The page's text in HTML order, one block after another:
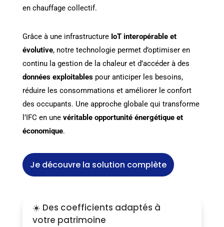
en chauffage collectif.
Grâce à une infrastructure IoT interopérable et
évolutive, notre technologie permet d’optimiser en
continu la gestion de la chaleur et d’accéder à des
données exploitablespour anticiper les besoins,
réduire les consommations et améliorer le confort
des occupants. Une approche globale qui transforme
l’IFC en une véritable opportunité énergétique et
économique.
Je découvre la solution complète
☀️ Des coefficients adaptés à
votre patrimoine